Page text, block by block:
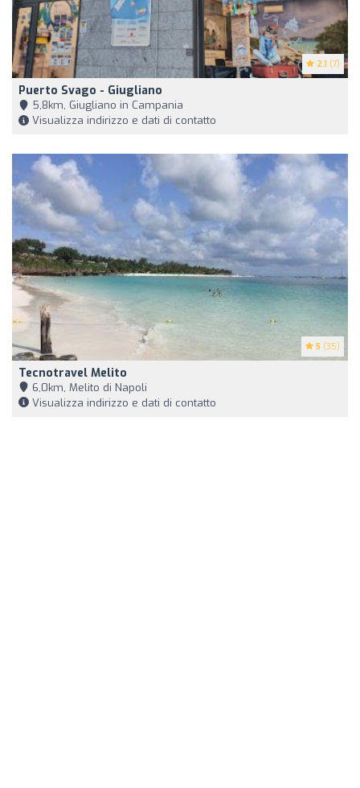
2.1 (7)
Puerto Svago - Giugliano
5,8km, Giugliano in Campania
Visualizza indirizzo e dati di contatto
5 (35)
Tecnotravel Melito
6,0km, Melito di Napoli
Visualizza indirizzo e dati di contatto